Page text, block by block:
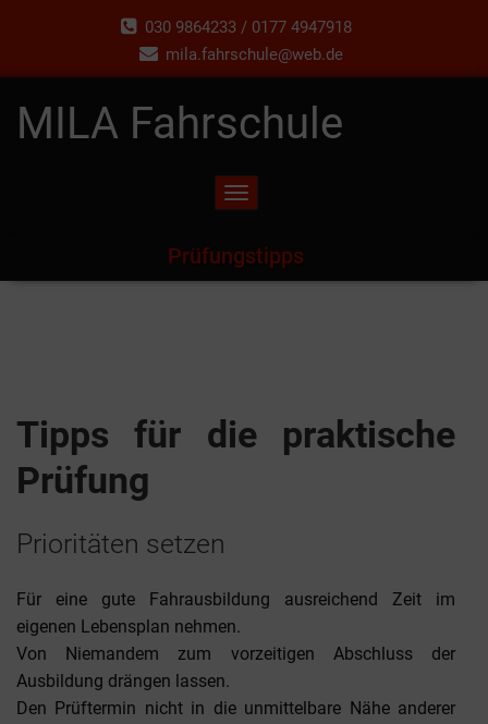
030 9864233 / 0177 4947918
mila.fahrschule@web.de
MILA Fahrschule
Toggle
navigation
Prüfungstipps
Tipps für die praktische
Prüfung
Prioritäten setzen
Für eine gute Fahrausbildung ausreichend Zeit im
eigenen Lebensplan nehmen.
Von Niemandem zum vorzeitigen Abschluss der
Ausbildung drängen lassen.
Den Prüftermin nicht in die unmittelbare Nähe anderer